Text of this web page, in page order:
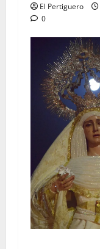
El Pertiguero
0